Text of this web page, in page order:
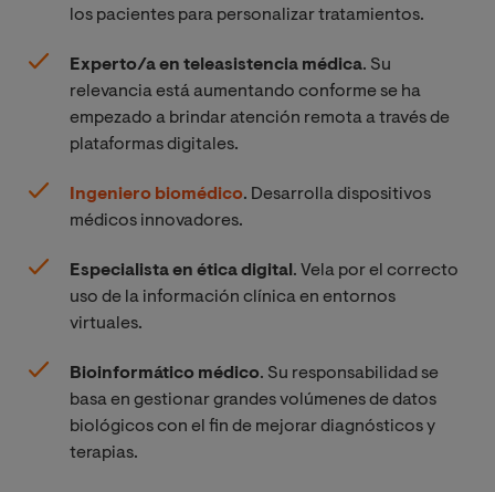
los pacientes para personalizar tratamientos.
Experto/a en teleasistencia médica. Su
relevancia está aumentando conforme se ha
empezado a brindar atención remota a través de
plataformas digitales.
Ingeniero biomédico. Desarrolla dispositivos
médicos innovadores.
Especialista en ética digital . Vela por el correcto
uso de la información clínica en entornos
virtuales.
Bioinformático médico. Su responsabilidad se
basa en gestionar grandes volúmenes de datos
biológicos con el fin de mejorar diagnósticos y
terapias.